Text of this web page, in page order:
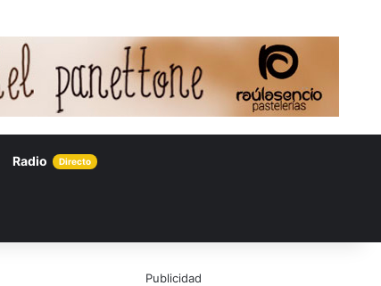
Radio Directo
Publicidad